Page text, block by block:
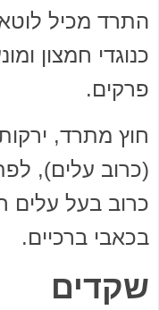
התרד מכיל
כנוגדי חמצון
פרקים.
חוץ מתרד, ירקות
(כרוב עלים),
כרוב בעל עלים
בכאבי ברכיים.
שקדים